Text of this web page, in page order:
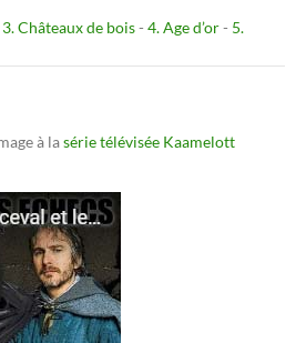
3. Châteaux de bois- 4. Age d’or- 5.
à lasérie télévisée Kaamelott